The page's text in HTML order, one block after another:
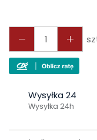
Wysyłka 24
Wysyłka 24h